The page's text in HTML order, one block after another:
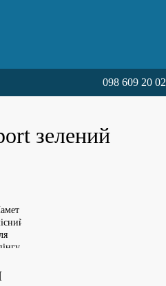
098 609 20 02
зелений